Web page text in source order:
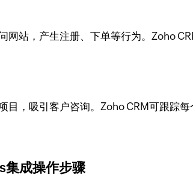
网站，产生注册、下单等行为。Zoho
目，吸引客户咨询。Zoho CRM可跟踪
成操作步骤